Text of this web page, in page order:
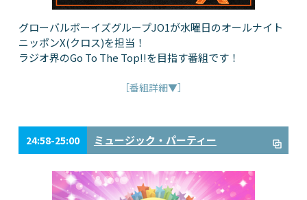
グローバルボーイズグループJO1が水曜日のオールナイト
ニッポンX(クロス)を担当！
ラジオ界のGo To The Top!!を目指す番組です！
［番組詳細▼］
24:58-25:00 ミュージック・パーティー